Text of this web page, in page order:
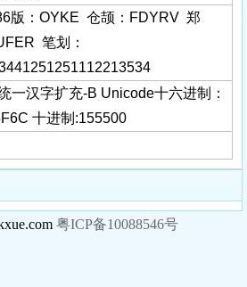
版：OYKE 仓颉：FDYRV 郑
笔划：
一汉字扩充-B Unicode十六进制：
十进制:155500
粤ICP备10088546号